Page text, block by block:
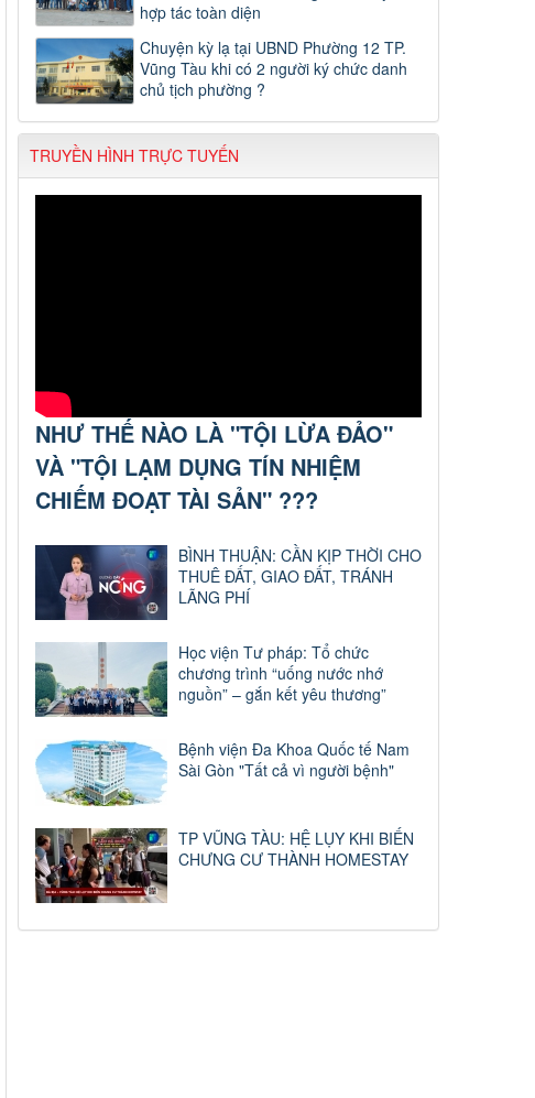
hợp tác toàn diện
Chuyện kỳ lạ tại UBND Phường 12 TP.
Vũng Tàu khi có 2 người ký chức danh
chủ tịch phường ?
TRUYỀN HÌNH TRỰC TUYẾN
NHƯ THẾ NÀO LÀ "TỘI LỪA ĐẢO"
VÀ "TỘI LẠM DỤNG TÍN NHIỆM
CHIẾM ĐOẠT TÀI SẢN" ???
BÌNH THUẬN: CẦN KỊP THỜI CHO
THUÊ ĐẤT, GIAO ĐẤT, TRÁNH
LÃNG PHÍ
Học viện Tư pháp: Tổ chức
chương trình “uống nước nhớ
nguồn” – gắn kết yêu thương”
Bệnh viện Đa Khoa Quốc tế Nam
Sài Gòn "Tất cả vì người bệnh"
TP VŨNG TÀU: HỆ LỤY KHI BIẾN
CHƯNG CƯ THÀNH HOMESTAY